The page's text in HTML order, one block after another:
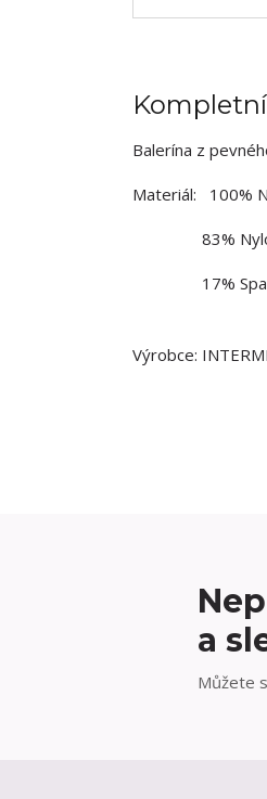
Balerína z
Materiál: 100%
83%
17%
Výrobce:
a
Můžete